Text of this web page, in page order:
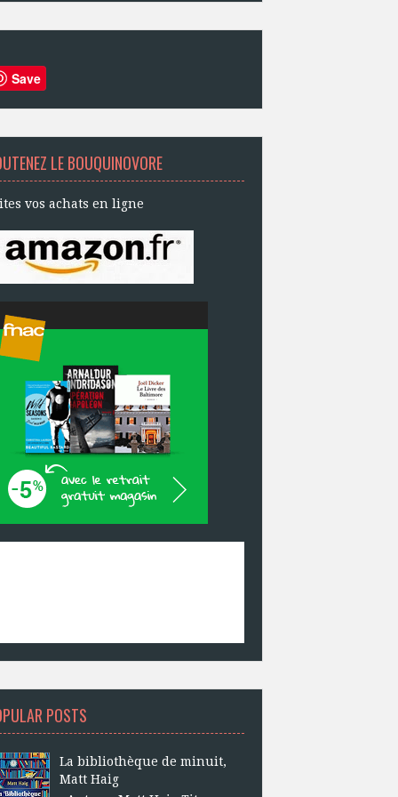
Save
LE BOUQUINOVORE
vos achats en ligne
POSTS
La bibliothèque de minuit,
Matt Haig